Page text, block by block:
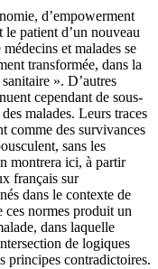
d’empowerment
patient d’un nouveau
et malades se
transformée, dans la
». D’autres
cependant de sous-
malades. Leurs traces
comme des survivances
sans les
montrera ici, à partir
français sur
dans le contexte de
ces normes produit un
dans laquelle
de logiques
principes contradictoires.